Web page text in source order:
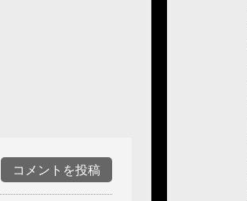
コメントを投稿